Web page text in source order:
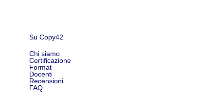
Su Copy42
Chi siamo
Certificazione
Format
Docenti
Recensioni
FAQ